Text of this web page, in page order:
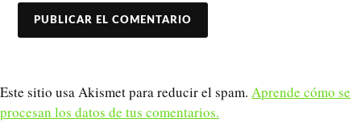
Este sitio usa Akismet para reducir el spam. Aprende cómo se
procesan los datos de tus comentarios.